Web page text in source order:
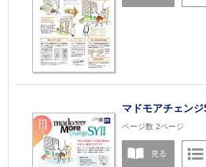
マドモアチェン
ページ数 2ページ